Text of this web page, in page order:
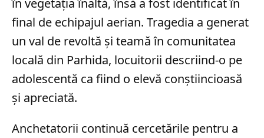
în vegetația înaltă, însă a fost identificat în
final de echipajul aerian. Tragedia a generat
un val de revoltă și teamă în comunitatea
locală din Parhida, locuitorii descriind-o pe
adolescentă ca fiind o elevă conștiincioasă
și apreciată.
Anchetatorii continuă cercetările pentru a